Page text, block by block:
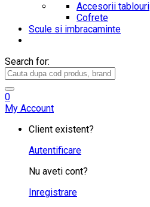
Accesorii tablouri
Cofrete
Scule si imbracaminte
Search for:
0
My Account
Client existent?
Autentificare
Nu aveti cont?
Inregistrare